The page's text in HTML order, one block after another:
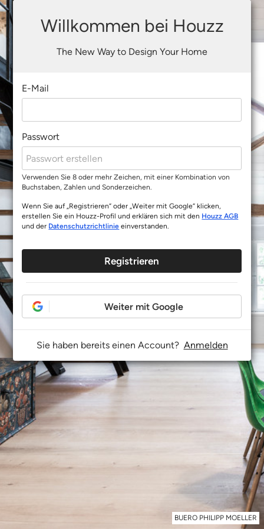
BUERO PHILIPP MOELLER
Willkommen bei Houzz
The New Way to Design Your Home
E-Mail
Passwort
Verwenden Sie 8 oder mehr Zeichen, mit einer Kombination von
Buchstaben, Zahlen und Sonderzeichen.
Wenn Sie auf „Registrieren“ oder „Weiter mit Google“ klicken,
erstellen Sie ein Houzz-Profil und erklären sich mit den Houzz AGB
und der Datenschutzrichtlinie einverstanden.
Registrieren
Weiter mit Google
Sie haben bereits einen Account? Anmelden